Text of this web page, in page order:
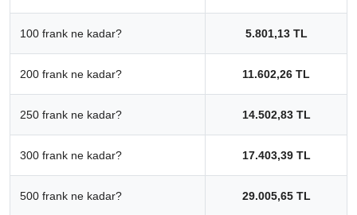
100 frank ne kadar? 5.801,13 TL
200 frank ne kadar? 11.602,26 TL
250 frank ne kadar? 14.502,83 TL
300 frank ne kadar? 17.403,39 TL
500 frank ne kadar? 29.005,65 TL